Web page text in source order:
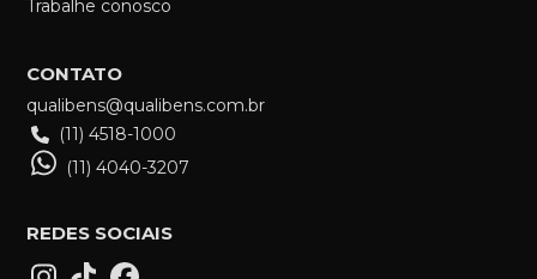
Trabalhe conosco
CONTATO
qualibens@qualibens.com.br
(11) 4518-1000
(11) 4040-3207
REDES SOCIAIS